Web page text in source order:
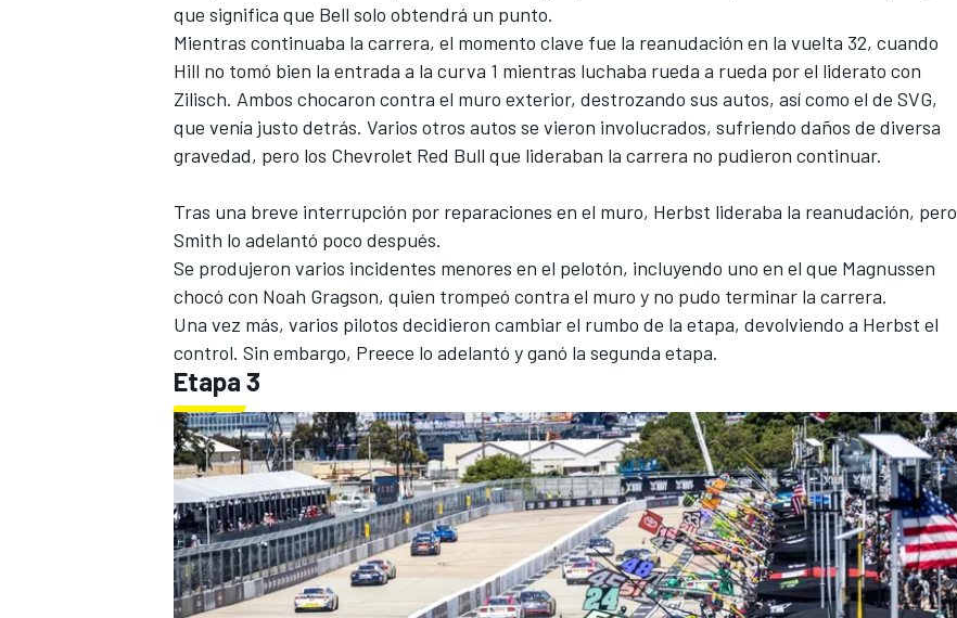
que significa que Bell solo obtendrá un punto.
Mientras continuaba la carrera, el momento clave fue la reanudación en la vuelta 32, cuando
Hill no tomó bien la entrada a la curva 1 mientras luchaba rueda a rueda por el liderato con
Zilisch. Ambos chocaron contra el muro exterior, destrozando sus autos, así como el de SVG,
que venía justo detrás. Varios otros autos se vieron involucrados, sufriendo daños de diversa
gravedad, pero los Chevrolet Red Bull que lideraban la carrera no pudieron continuar.
Tras una breve interrupción por reparaciones en el muro, Herbst lideraba la reanudación, pero
Smith lo adelantó poco después.
Se produjeron varios incidentes menores en el pelotón, incluyendo uno en el que Magnussen
chocó con Noah Gragson, quien trompeó contra el muro y no pudo terminar la carrera.
Una vez más, varios pilotos decidieron cambiar el rumbo de la etapa, devolviendo a Herbst el
control. Sin embargo, Preece lo adelantó y ganó la segunda etapa.
Etapa 3